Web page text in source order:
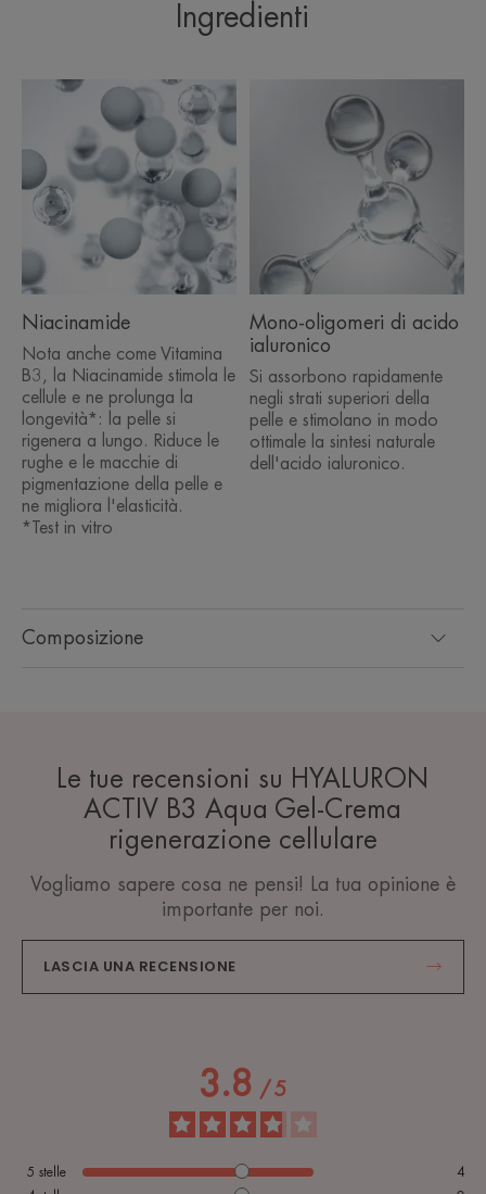
Floreale e delicata
*Test in vitro, grazie alla Niacinamide.
**Auto-valutazione, 67 utilizzatrici, 1-2 applicazioni al giorno.
****Cinetica IH, 20 soggetti, applicazione singola.
*Test in vitro, grazie alla Niacinamide
**Autovalutazione, 67 soggetti, 2 applicazioni al giorno
***Autovalutazione, 67 soggetti, 2 applicazioni al giorno per 28 giorni
Ingredienti
Composizione
Niacinamide
Nota anche come Vitamina
B3, la Niacinamide stimola le
cellule e ne prolunga la
longevità*: la pelle si
rigenera a lungo. Riduce le
rughe e le macchie di
pigmentazione della pelle e
ne migliora l'elasticità.
*Test in vitro
Mono-oligomeri di acido
ialuronico
Si assorbono rapidamente
negli strati superiori della
pelle e stimolano in modo
ottimale la sintesi naturale
dell'acido ialuronico.
Le tue recensioni su HYALURON
ACTIV B3 Aqua Gel-Crema
rigenerazione cellulare
Vogliamo sapere cosa ne pensi! La tua opinione è
importante per noi.
LASCIA UNA RECENSIONE
3.8 /5
5 stelle
4